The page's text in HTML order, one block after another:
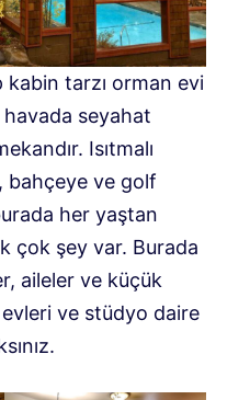
kabin tarzı orman evi
havada seyahat
Isıtmalı
bahçeye ve golf
her yaştan
çok şey var. Burada
aileler ve küçük
ve stüdyo daire